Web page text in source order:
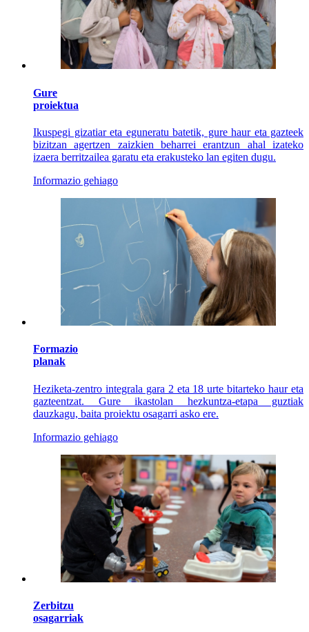
Gure
proiektua
Ikuspegi gizatiar eta eguneratu batetik, gure haur eta gazteek
bizitzan agertzen zaizkien beharrei erantzun ahal izateko
izaera berritzailea garatu eta erakusteko lan egiten dugu.
Informazio gehiago
Formazio
planak
Heziketa-zentro integrala gara 2 eta 18 urte bitarteko haur eta
gazteentzat. Gure ikastolan hezkuntza-etapa guztiak
dauzkagu, baita proiektu osagarri asko ere.
Informazio gehiago
Zerbitzu
osagarriak